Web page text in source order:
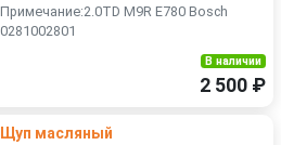
Примечание:2.0TD M9R E780 Bosch
0281002801
В наличии
2 500 ₽
Щуп масляный